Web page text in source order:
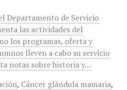
Departamento de Servicio
las actividades del
los programas, oferta y
lleven a cabo su servicio
notas sobre historia y…
, Cáncer glándula mamaria,